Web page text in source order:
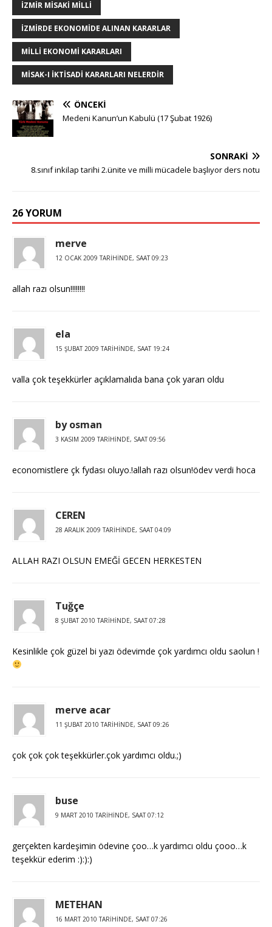
IZMIR MISAKI MILLI
IZMIRDE EKONOMIDE ALINAN KARARLAR
MILLI EKONOMI KARARLARI
MISAK-I IKTISADI KARARLARI NELERDIR
ÖNCEKI
Medeni Kanun’un Kabulü (17 Şubat 1926)
SONRAKI
8.sınıf inkilap tarihi 2.ünite ve milli mücadele başlıyor ders notu
26 YORUM
merve
12 OCAK 2009 TARIHINDE, SAAT 09:23
allah razı olsun!!!!!!!!
ela
15 ŞUBAT 2009 TARIHINDE, SAAT 19:24
valla çok teşekkürler açıklamalıda bana çok yararı oldu
by osman
3 KASIM 2009 TARIHINDE, SAAT 09:56
economistlere çk fydası oluyo.!allah razı olsun!ödev verdi hoca
CEREN
28 ARALIK 2009 TARIHINDE, SAAT 04:09
ALLAH RAZI OLSUN EMEĞİ GECEN HERKESTEN
Tuğçe
8 ŞUBAT 2010 TARIHINDE, SAAT 07:28
Kesinlikle çok güzel bi yazı ödevimde çok yardımcı oldu saolun !
merve acar
11 ŞUBAT 2010 TARIHINDE, SAAT 09:26
çok çok çok teşekkürler.çok yardımcı oldu.;)
buse
9 MART 2010 TARIHINDE, SAAT 07:12
gerçekten kardeşimin ödevine çoo…k yardımcı oldu çooo…k
teşekkür ederim :):):)
METEHAN
16 MART 2010 TARIHINDE, SAAT 07:26